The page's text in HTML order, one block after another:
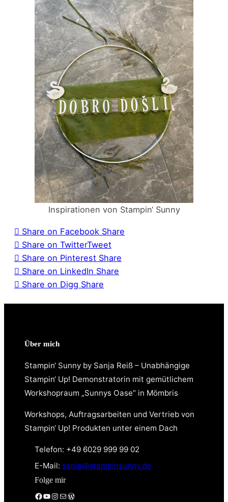
Inspirationen von Stampin‘ Sunny
Share on Facebook Share
Share on TwitterTweet
Share on Pinterest Share
Share on LinkedIn Share
Share on Digg Share
Über mich
Stampin‘ Sunny by Sanja Reiß – Unabhängige
Stampin‘ Up! Demonstratorin mit gemütlichem
Workshopraum „Sunnys Oase“ in Mömbris
Workshops, Auftragsarbeiten und Vertrieb von
Stampin‘ Up! Produkten unter einem Dach
Telefon: +49 6029 999 99 02
E-Mail: sanja@stampinsunny.de
Folge mir
Facebook YouTube Instagram E-Mail WordPress